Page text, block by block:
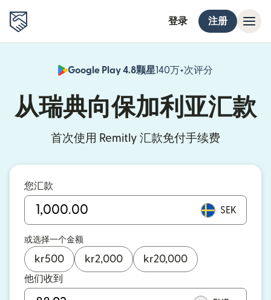
登录 注册
Google Play 4.8颗星140万+次评分
从瑞典向保加利亚汇款
首次使用 Remitly 汇款免付手续费
您汇款
SEK
或选择一个金额
kr500 kr2,000 kr20,000
他们收到